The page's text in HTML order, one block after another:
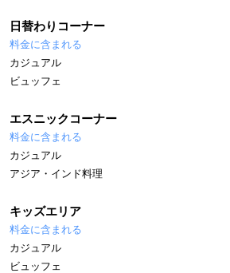
日替わりコーナー
料金に含まれる
カジュアル
ビュッフェ
エスニックコーナー
料金に含まれる
カジュアル
アジア・インド料理
キッズエリア
料金に含まれる
カジュアル
ビュッフェ